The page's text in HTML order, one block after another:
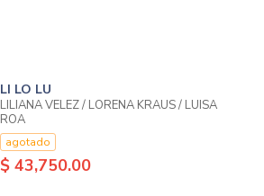
LI LO LU
LILIANA VELEZ / LORENA KRAUS / LUISA
ROA
agotado
$ 43,750.00